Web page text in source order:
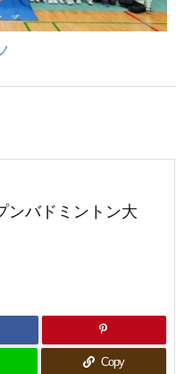

前へ
ンバドミントン大
Copy